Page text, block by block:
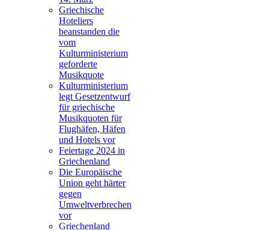
Griechische
Hoteliers
beanstanden die
vom
Kulturministerium
geforderte
Musikquote
Kulturministerium
legt Gesetzentwurf
für griechische
Musikquoten für
Flughäfen, Häfen
und Hotels vor
Feiertage 2024 in
Griechenland
Die Europäische
Union geht härter
gegen
Umweltverbrechen
vor
Griechenland